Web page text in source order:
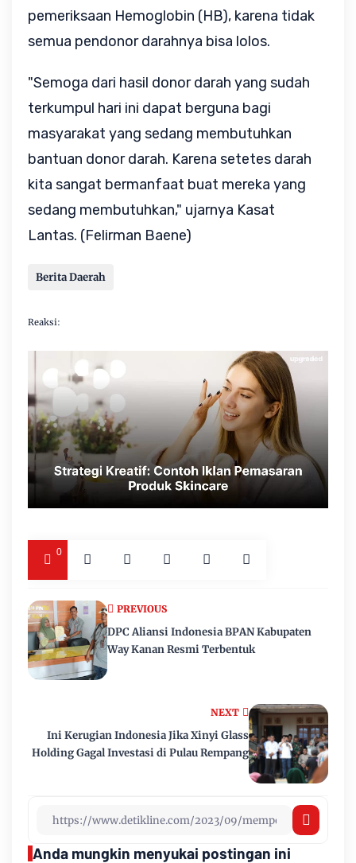
pemeriksaan Hemoglobin (HB), karena tidak
semua pendonor darahnya bisa lolos.
"Semoga dari hasil donor darah yang sudah
terkumpul hari ini dapat berguna bagi
masyarakat yang sedang membutuhkan
bantuan donor darah. Karena setetes darah
kita sangat bermanfaat buat mereka yang
sedang membutuhkan," ujarnya Kasat
Lantas. (Felirman Baene)
Berita Daerah
Reaksi:
0
NEXT
Ini Kerugian Indonesia Jika Xinyi Glass
Holding Gagal Investasi di Pulau Rempang
PREVIOUS
DPC Aliansi Indonesia BPAN Kabupaten
Way Kanan Resmi Terbentuk
Anda mungkin menyukai postingan ini